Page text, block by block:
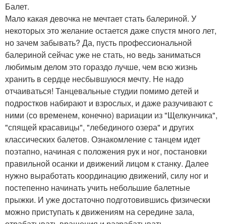
Балет.
Мало какая девочка не мечтает стать балериной. У
некоторых это желание остается даже спустя много лет,
но зачем забывать? Да, пусть профессиональной
балериной сейчас уже не стать, но ведь заниматься
любимым делом это гораздо лучше, чем всю жизнь
хранить в сердце несбывшуюся мечту. Не надо
отчаиваться! Танцевальные студии помимо детей и
подростков набирают и взрослых, и даже разучивают с
ними (со временем, конечно) вариации из "Щелкунчика",
"спящей красавицы", "лебединого озера" и других
классических балетов. Ознакомление с танцем идет
поэтапно, начиная с положения рук и ног, постановки
правильной осанки и движений лицом к станку. Далее
нужно выработать координацию движений, силу ног и
постепенно начинать учить небольшие балетные
прыжки. И уже достаточно подготовившись физически
можно приступать к движениям на середине зала,